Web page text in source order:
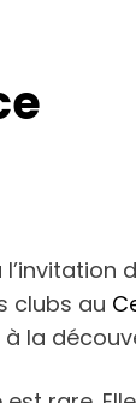
clubs au
la